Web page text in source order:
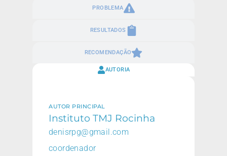
PROBLEMA
RESULTADOS
RECOMENDAÇÃO
AUTORIA
AUTOR PRINCIPAL
Instituto TMJ Rocinha
denisrpg@gmail.com
coordenador